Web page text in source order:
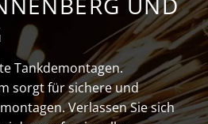
Tankdemontagen.
sorgt für sichere und
Verlassen Sie sich